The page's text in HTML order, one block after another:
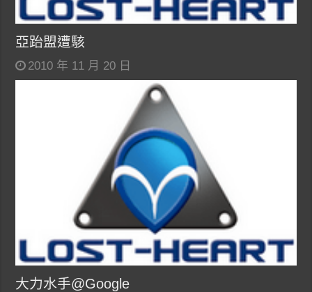
亞跆盟遭駭
2010 年 11 月 20 日
大力水手@Google